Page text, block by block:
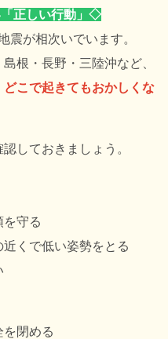
正しい行動」 ◇
震が相次いでいます。
根・長野・三陸沖など、
どこで起きてもおかしくな
しておきましょう。
を守る
近くで低い姿勢をとる
を閉める